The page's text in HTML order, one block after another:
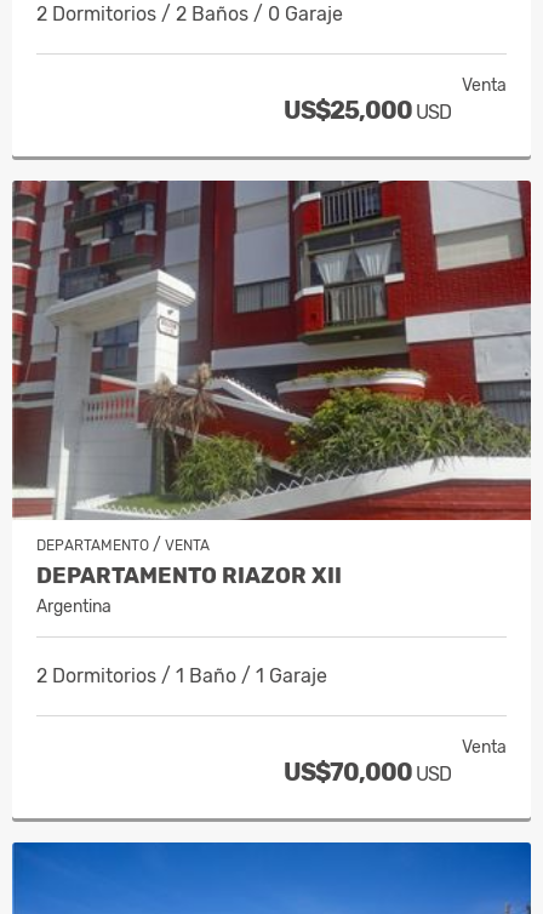
2 Dormitorios / 2 Baños / 0 Garaje
Venta
US$25,000 USD
DEPARTAMENTO / VENTA
DEPARTAMENTO RIAZOR XII
Argentina
2 Dormitorios / 1 Baño / 1 Garaje
Venta
US$70,000 USD